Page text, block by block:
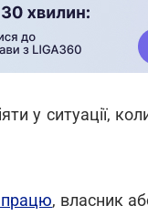
у ситуації,
працю, власник